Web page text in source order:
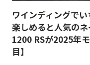
ワインディングで
楽しめると人気の
1200 RSが2025年
目】